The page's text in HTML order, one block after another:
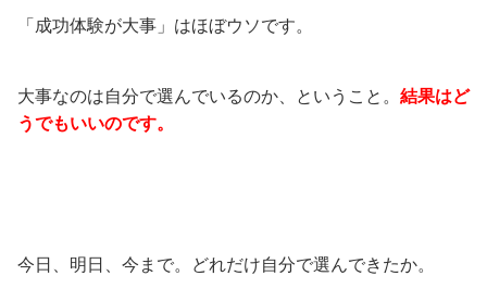
「成功体験が大事」はほぼウソです。
大事なのは自分で選んでいるのか、ということ。 結果はど
うでもいいのです。
今日、明日、今まで。どれだけ自分で選んできたか。